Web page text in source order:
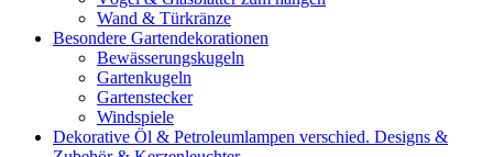
Wand & Türkränze
Besondere Gartendekorationen
Bewässerungskugeln
Gartenkugeln
Gartenstecker
Windspiele
Dekorative Öl & Petroleumlampen verschied. Designs &